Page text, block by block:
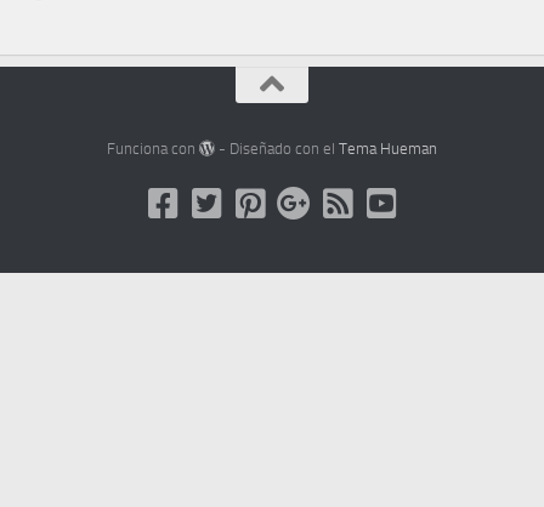
Funciona con - Diseñado con elTema Hueman